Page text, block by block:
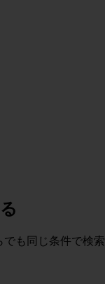
も同じ条件で検索